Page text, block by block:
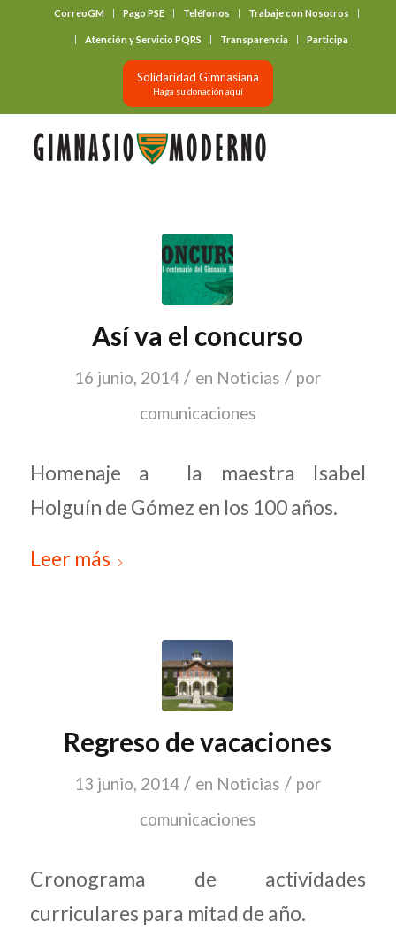
CorreoGM Pago PSE Teléfonos Trabaje con Nosotros
Atención y Servicio PQRS Transparencia Participa
Solidaridad Gimnasiana
Haga su donación aquí
Así va el concurso
16 junio, 2014 / en Noticias / por
comunicaciones
Homenaje a la maestra Isabel
Holguín de Gómez en los 100 años.
Leer más
Regreso de vacaciones
13 junio, 2014 / en Noticias / por
comunicaciones
Cronograma de actividades
curriculares para mitad de año.